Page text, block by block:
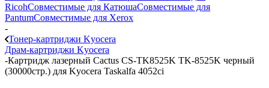
RicohСовместимые для КатюшаСовместимые для
PantumСовместимые для Xerox
-
Тонер-картриджи Kyocera
Драм-картриджи Kyocera
-Картридж лазерный Cactus CS-TK8525K TK-8525K черный
(30000стр.) для Kyocera Taskalfa 4052ci